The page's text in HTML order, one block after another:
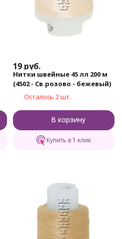
19 руб.
Нитки швейные 45 лл 200 м
(4502 - Св.розово - бежевый)
Осталось 2 шт.
В корзину
Купить в 1 клик